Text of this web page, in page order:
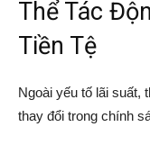
Thể Tác
Tiền Tệ
Ngoài yếu tố lãi suất,
thay đổi trong chính